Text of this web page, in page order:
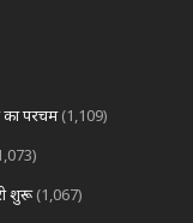
का परचम (1,109)
शुरू (1,067)